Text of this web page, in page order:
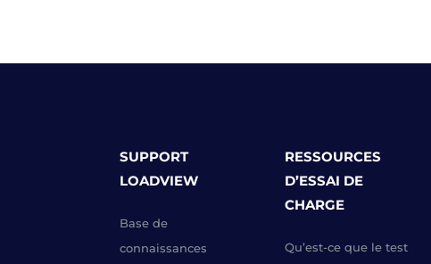
SUPPORT
LOADVIEW
Base de
connaissances
RESSOURCES
D’ESSAI DE
CHARGE
Qu’est-ce que le test